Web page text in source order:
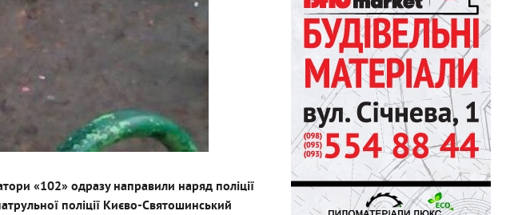
«102» одразу направили наряд поліції
поліції Києво-Святошинський